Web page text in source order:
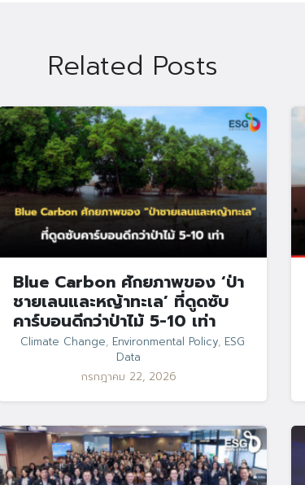
for: Search
Related Posts
Blue Carbon ศักยภาพของ ‘ป่า
ชายเลนและหญ้าทะเล’ ที่ดูดซับ
คาร์บอนดีกว่าป่าไม้ 5-10 เท่า
Climate Change, Environmental Policy, ESG
Data
กรกฎาคม 22, 2026